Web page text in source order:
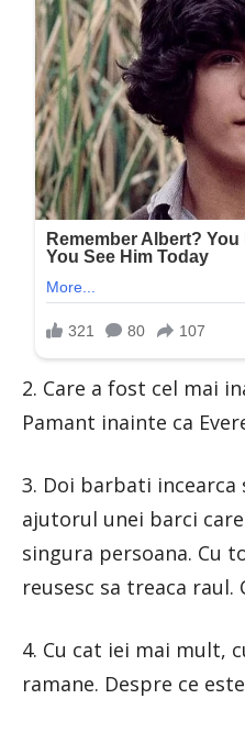
2. Care a fost cel mai
Pamant inainte ca
3. Doi barbati incearca
ajutorul unei barci
singura persoana. Cu
reusesc sa treaca raul.
4. Cu cat iei mai mult,
ramane. Despre ce